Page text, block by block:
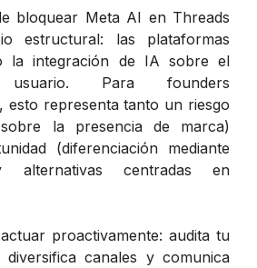
bloquear Meta AI en Threads
estructural: las plataformas
la integración de IA sobre el
Para founders
esto representa tanto un riesgo
la presencia de marca)
(diferenciación mediante
alternativas centradas en
proactivamente: audita tu
diversifica canales y comunica